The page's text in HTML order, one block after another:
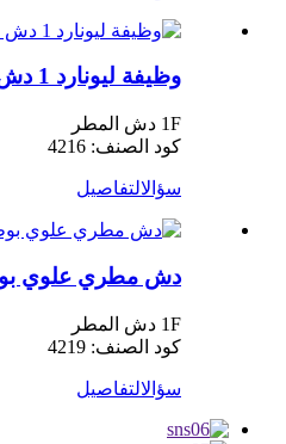
وظيفة ليونارد 1 دش مطري علوي
1F دش المطر
كود الصنف: 4216
سؤالالتفاصيل
دش مطري علوي
1F دش المطر
كود الصنف: 4219
سؤالالتفاصيل